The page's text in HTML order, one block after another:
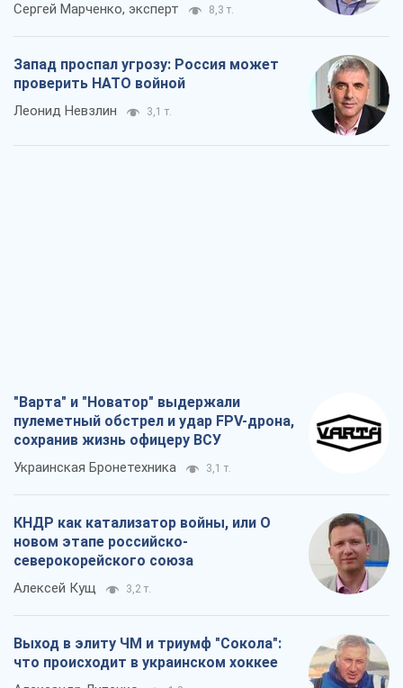
Сергей Марченко, эксперт 8,3 т.
Запад проспал угрозу: Россия может
проверить НАТО войной
Леонид Невзлин 3,1 т.
"Варта" и "Новатор" выдержали
пулеметный обстрел и удар FPV-дрона,
сохранив жизнь офицеру ВСУ
Украинская Бронетехника 3,1 т.
КНДР как катализатор войны, или О
новом этапе российско-
северокорейского союза
Алексей Кущ 3,2 т.
Выход в элиту ЧМ и триумф "Сокола":
что происходит в украинском хоккее